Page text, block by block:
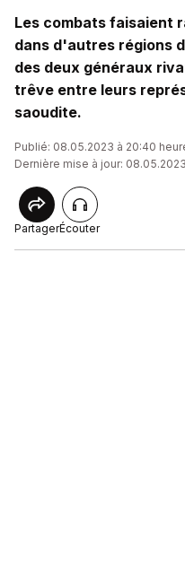
Les combats faisaient
dans d'autres régions
des deux généraux
trêve entre leurs
saoudite.
Publié: 08.05.2023 à 20:40
Dernière mise à jour:
PartagerÉcouter